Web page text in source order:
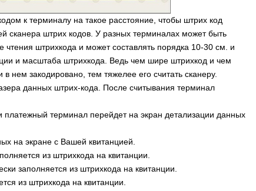
к терминалу на такое расстояние, чтобы штрих код
сканера штрих кодов. У разных терминалах может быть
чтения штрихкода и может составлять порядка 10-30 см. и
и масштаба штрихкода. Ведь чем шире штрихкод и чем
нем закодировано, тем тяжелее его считать сканеру.
данных штрих-кода. После считывания терминал
терминал перейдет на экран детализации данных
на экране с Вашей квитанцией.
из штрихкода на квитанции.
заполняется из штрихкода на квитанции.
из штрихкода на квитанции.